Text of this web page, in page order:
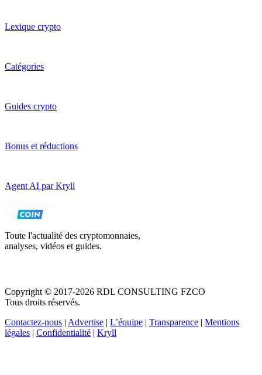
Lexique crypto
Catégories
Guides crypto
Bonus et réductions
Agent AI par Kryll
Toute l'actualité des cryptomonnaies,
analyses, vidéos et guides.
Copyright © 2017-2026 RDL CONSULTING FZCO
Tous droits réservés.
Contactez-nous | Advertise | L’équipe | Transparence | Mentions
légales | Confidentialité | Kryll